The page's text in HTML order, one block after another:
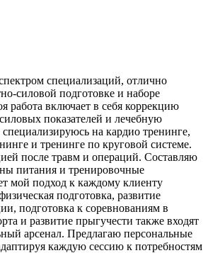
специализаций, отлично
силовой подготовке и наборе
включает в себя коррекцию
показателей и лечебную
на кардио тренинге,
и тренинге по круговой системе.
после травм и операций. Составляю
питания и тренировочные
мой подход к каждому клиенту
подготовка, развитие
подготовка к соревнованиям в
и развитие прыгучести также входят
арсенал. Предлагаю персональные
каждую сессию к потребностям